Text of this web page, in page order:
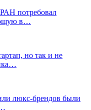
потребовал
в…
но так и не
люкс-брендов были